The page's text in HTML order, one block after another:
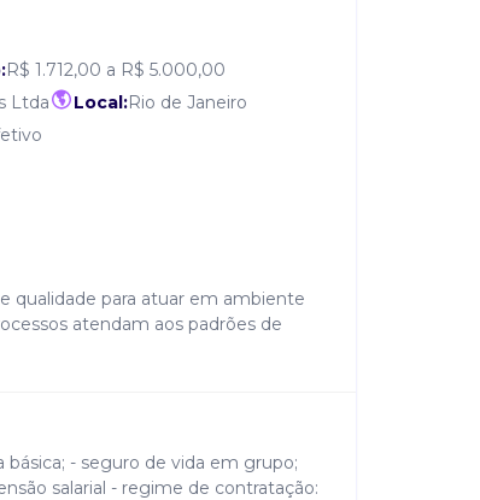
R$ 1.712,00 a R$ 5.000,00
Ltda Local:Rio de Janeiro
qualidade para atuar em ambiente
atendam aos padrões de
básica; - seguro de vida em grupo;
salarial - regime de contratação: